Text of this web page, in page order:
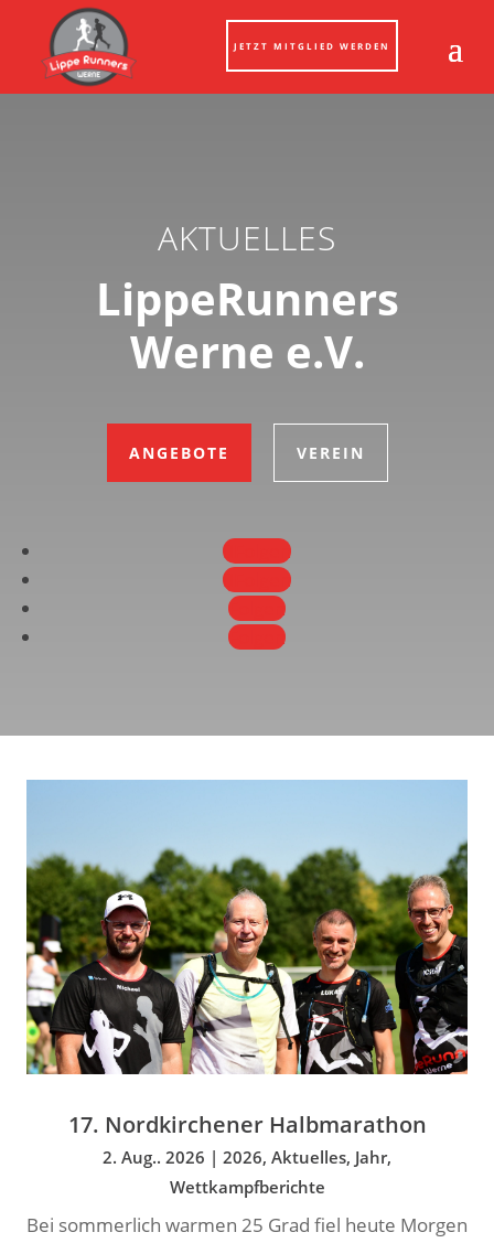
JETZT MITGLIED WERDEN
AKTUELLES
LippeRunners
Werne e.V.
ANGEBOTE VEREIN
Folgen
Folgen
Folgen
Folgen
17. Nordkirchener Halbmarathon
2. Aug.. 2026 | 2026, Aktuelles, Jahr,
Wettkampfberichte
Bei sommerlich warmen 25 Grad fiel heute Morgen